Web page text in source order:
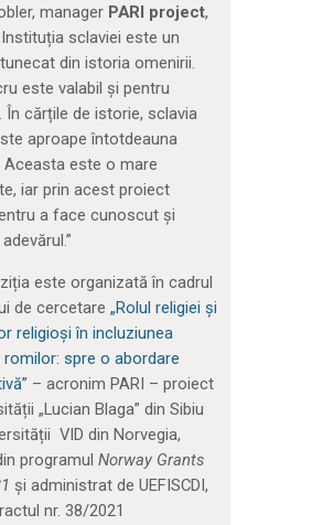
manager PARI project,
sclaviei este un
din istoria omenirii.
este valabil și pentru
În cărțile de istorie, sclavia
aproape întotdeauna
Aceasta este o mare
iar prin acest proiect
a face cunoscut și
este organizată în cadrul
de cercetare „Rolul religiei și
religioși în incluziunea
spre o abordare
– acronim PARI – proiect
„Lucian Blaga” din Sibiu
VID din Norvegia,
programul Norway Grants
și administrat de UEFISCDI,
nr. 38/2021